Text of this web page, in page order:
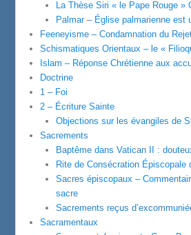
La Thèse Siri « le Pape Rouge »
Palmar – Église palmarienne est
Feeneyisme – Condamnation du
Schismatiques Orientaux – le «
Islam – Réponse Chrétienne aux
Doctrine
1 – Foi
2 – Écriture Sainte
Objections sur les évangiles de
Sacrements
Baptême dans Vatican II :
Rite de Consécration Épiscopale
Sacres épiscopaux –
sacre
Sacrements reçus
Sacramentaux